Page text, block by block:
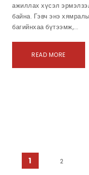
ажиллах хүсэл
байна. Гэвч энэ
багийнхаа бүтээмж,…
READ MORE
1 2